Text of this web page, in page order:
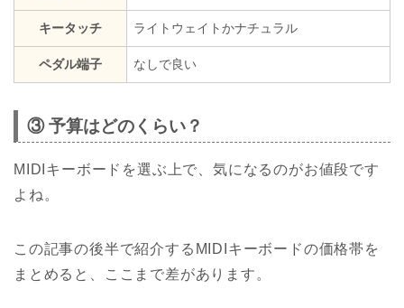
キータッチ ライトウェイトかナチュラル
ペダル端子 なしで良い
③ 予算はどのくらい？
MIDIキーボードを選ぶ上で、気になるのがお値段です
よね。
この記事の後半で紹介するMIDIキーボードの価格帯を
まとめると、ここまで差があります。